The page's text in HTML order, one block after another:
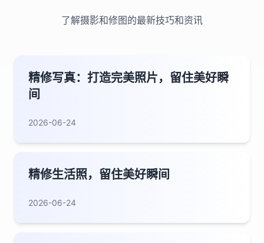
了解摄影和修图的最新技巧和资讯
精修写真：打造完美照片，留住美好瞬
间
2026-06-24
精修生活照，留住美好瞬间
2026-06-24